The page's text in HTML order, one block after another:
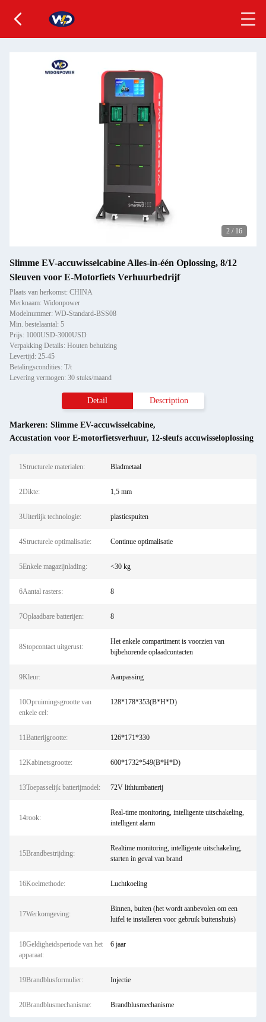
2 / 16
Slimme EV-accuwisselcabine Alles-in-één Oplossing, 8/12
Sleuven voor E-Motorfiets Verhuurbedrijf
Plaats van herkomst: CHINA
Merknaam: Widonpower
Modelnummer: WD-Standard-BSS08
Min. bestelaantal: 5
Prijs: 1000USD-3000USD
Verpakking Details: Houten behuizing
Levertijd: 25-45
Betalingscondities: T/t
Levering vermogen: 30 stuks/maand
Detail Description
Markeren: Slimme EV-accuwisselcabine,
Accustation voor E-motorfietsverhuur, 12-sleufs accuwisseloplossing
1Structurele materialen: Bladmetaal
2Dikte: 1,5 mm
3Uiterlijk technologie: plasticspuiten
4Structurele optimalisatie: Continue optimalisatie
5Enkele magazijnlading: <30 kg
6Aantal rasters: 8
7Oplaadbare batterijen: 8
8Stopcontact uitgerust:
Het enkele compartiment is voorzien van
bijbehorende oplaadcontacten
9Kleur: Aanpassing
10Opruimingsgrootte van
enkele cel:
128*178*353(B*H*D)
11Batterijgrootte: 126*171*330
12Kabinetsgrootte: 600*1732*549(B*H*D)
13Toepasselijk batterijmodel: 72V lithiumbatterij
14rook:
Real-time monitoring, intelligente uitschakeling,
intelligent alarm
15Brandbestrijding:
Realtime monitoring, intelligente uitschakeling,
starten in geval van brand
16Koelmethode: Luchtkoeling
17Werkomgeving:
Binnen, buiten (het wordt aanbevolen om een ​​
luifel te installeren voor gebruik buitenshuis)
18Geldigheidsperiode van het
apparaat:
6 jaar
19Brandblusformulier: Injectie
20Brandblusmechanisme: Brandblusmechanisme